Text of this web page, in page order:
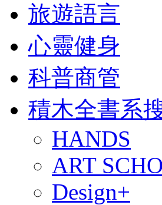
旅遊語言
心靈健身
科普商管
積木全書系
HANDS
ART
Design+